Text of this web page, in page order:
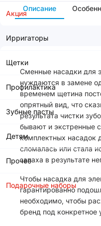
Акция
Ирригаторы
Щетки
Профилактика
Зубные пасты
Детям
Прочее
Подарочные наборы
Описание
Сменные насадки для
нуждаются в замене
временем щетина
опрятный вид, что
результата чистки
бывают и экстренные
комплектных насадок
сломалась или стала
запаха в результате
Чтобы насадка для
гарантированно
необходимо, чтобы
бренд под конкретное